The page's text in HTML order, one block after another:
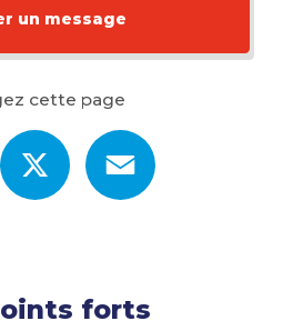
un message
cette page
forts